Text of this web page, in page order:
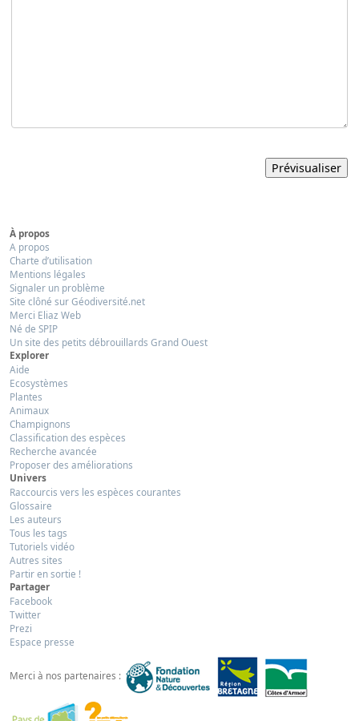
À propos
A propos
Charte d’utilisation
Mentions légales
Signaler un problème
Site clôné sur Géodiversité.net
Merci Eliaz Web
Né de SPIP
Un site des petits débrouillards Grand Ouest
Explorer
Aide
Ecosystèmes
Plantes
Animaux
Champignons
Classification des espèces
Recherche avancée
Proposer des améliorations
Univers
Raccourcis vers les espèces courantes
Glossaire
Les auteurs
Tous les tags
Tutoriels vidéo
Autres sites
Partir en sortie !
Partager
Facebook
Twitter
Prezi
Espace presse
Merci à nos partenaires :